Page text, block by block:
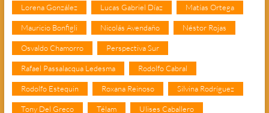
Lorena González Lucas Gabriel Díaz Matías Ortega
Mauricio Bonfigli Nicolás Avendaño Néstor Rojas
Osvaldo Chamorro Perspectiva Sur
Rafael Passalacqua Ledesma Rodolfo Cabral
Rodolfo Estequin Roxana Reinoso Silvina Rodríguez
Tony Del Greco Télam Ulises Caballero